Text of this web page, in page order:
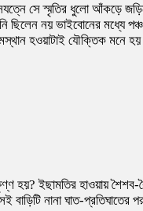
সে স্মৃতির ধুলো আঁকড়ে
নয় ভাইবোনের মধ্যে
হওয়াটাই যৌক্তিক মনে
হয়? ইছামতির হাওয়ায়
বাড়িটি নানা ঘাত-